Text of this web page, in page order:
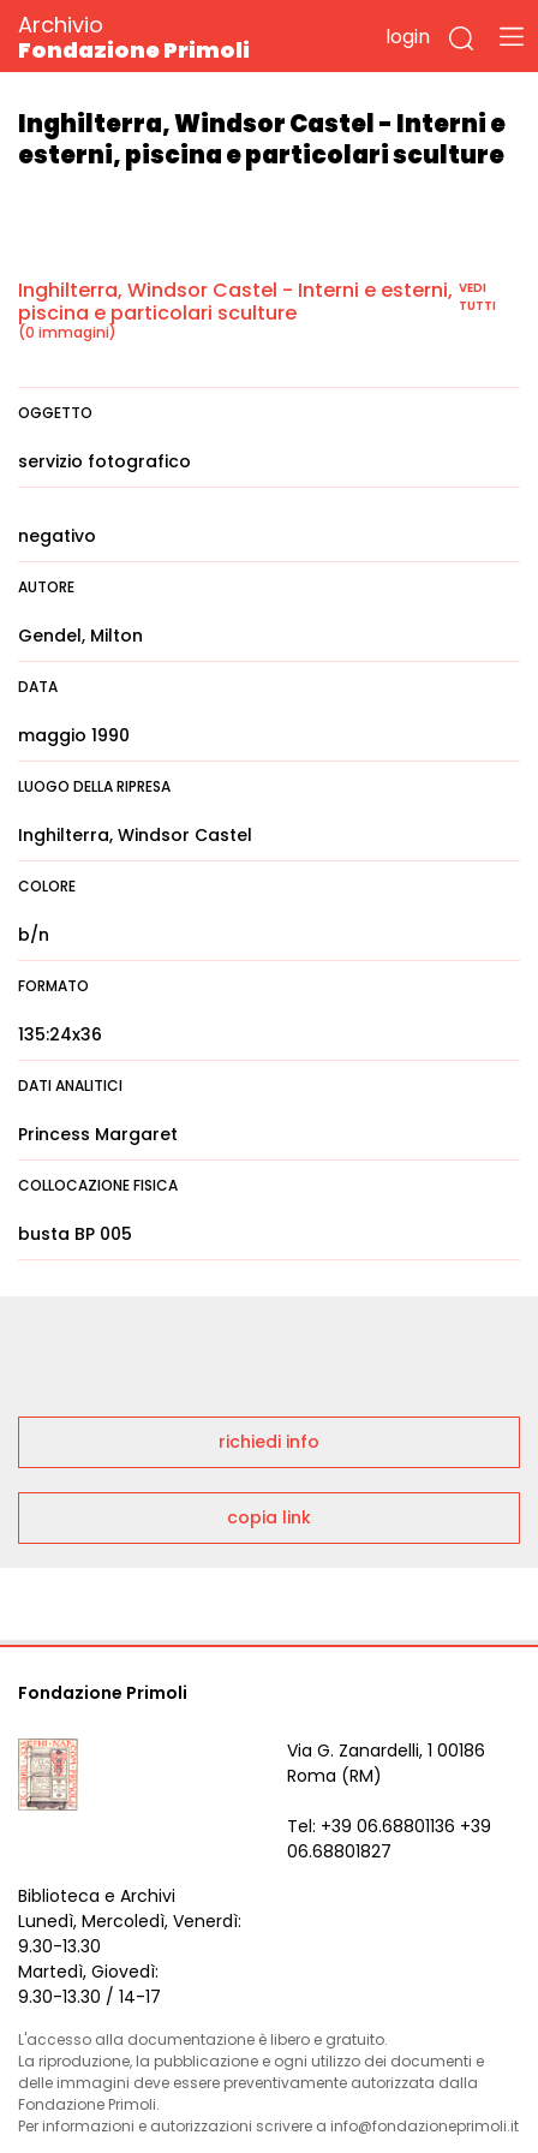
Archivio
Fondazione Primoli
login
Inghilterra, Windsor Castel - Interni e
esterni, piscina e particolari sculture
Inghilterra, Windsor Castel - Interni e esterni,
piscina e particolari sculture
(0 immagini)
VEDI
TUTTI
OGGETTO
servizio fotografico
negativo
AUTORE
Gendel, Milton
DATA
maggio 1990
LUOGO DELLA RIPRESA
Inghilterra, Windsor Castel
COLORE
b/n
FORMATO
135:24x36
DATI ANALITICI
Princess Margaret
COLLOCAZIONE FISICA
busta BP 005
richiedi info
copia link
Fondazione Primoli
Via G. Zanardelli, 1 00186
Roma (RM)
Tel: +39 06.68801136 +39
06.68801827
Biblioteca e Archivi
Lunedì, Mercoledì, Venerdì:
9.30-13.30
Martedì, Giovedì:
9.30-13.30 / 14-17
L'accesso alla documentazione è libero e gratuito.
La riproduzione, la pubblicazione e ogni utilizzo dei documenti e
delle immagini deve essere preventivamente autorizzata dalla
Fondazione Primoli.
Per informazioni e autorizzazioni scrivere a info@fondazioneprimoli.it